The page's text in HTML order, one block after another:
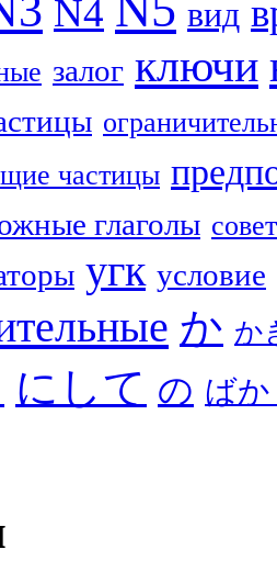
N4 вид
залог ключи
частицы
глаголы совет
угк условие
か か
にして の ば